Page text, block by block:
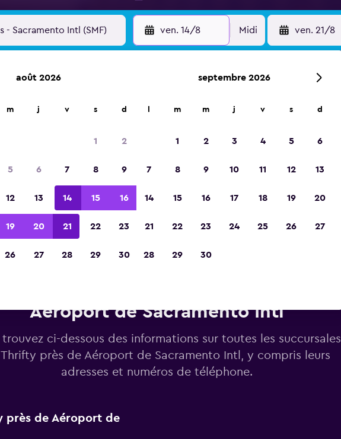
ven. 14/8 Midi ven. 21/8
2023
Aéroport de Sacramento Intl
trouvez ci-dessous des informations sur toutes les succursales
près de Aéroport de Sacramento Intl, y compris leurs
adresses et numéros de téléphone.
près de Aéroport de
août 2026
m j v s d
1 2
5 6 7 8 9
12 13 14 15 16
19 20 21 22 23
26 27 28 29 30
septembre 2026
m m j v s d
1 2 3 4 5 6
7 8 9 10 11 12 13
14 15 16 17 18 19 20
21 22 23 24 25 26 27
28 29 30